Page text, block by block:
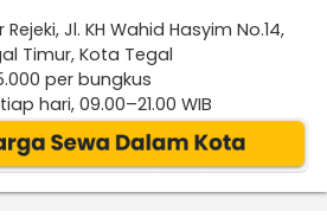
Jl. KH Wahid Hasyim No.14,
Timur, Kota Tegal
per bungkus
hari, 09.00–21.00 WIB